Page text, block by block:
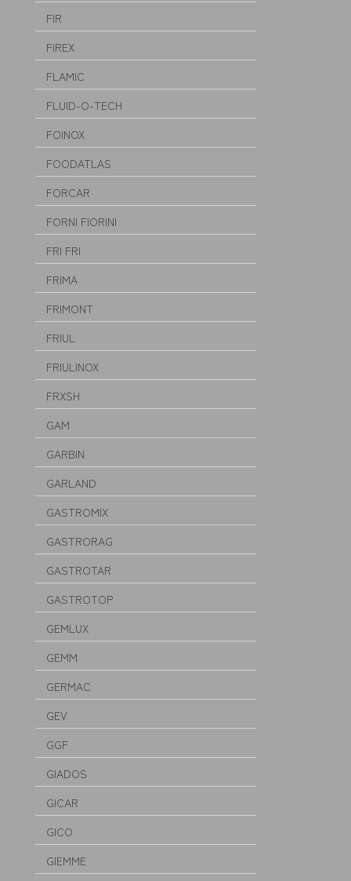
FIR
FIREX
FLAMIC
FLUID-O-TECH
FOINOX
FOODATLAS
FORCAR
FORNI FIORINI
FRI FRI
FRIMA
FRIMONT
FRIUL
FRIULINOX
FRXSH
GAM
GARBIN
GARLAND
GASTROMIX
GASTRORAG
GASTROTAR
GASTROTOP
GEMLUX
GEMM
GERMAC
GEV
GGF
GIADOS
GICAR
GICO
GIEMME